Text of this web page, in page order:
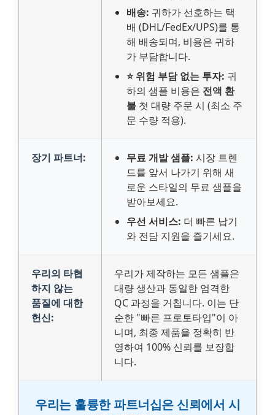
배송: 귀하가 선호하는 택
배 (DHL/FedEx/UPS)를 통
해 배송되며, 비용은 귀하
가 부담합니다.
⭐ 위험 부담 없는 투자: 귀
하의 샘플 비용은 전액 환
불 첫 대량 주문 시 (최소 주
문 수량 적용).
장기 파트너: 무료 개발 샘플: 시장 트렌
드를 앞서 나가기 위해 새
로운 스타일의 무료 샘플을
받아보세요.
우선 서비스: 더 빠른 납기
와 전담 지원을 즐기세요.
우리의 타협
하지 않는
품질에 대한
헌신:
우리가 제작하는 모든 샘플은
대량 생산과 동일한 엄격한
QC 과정을 거칩니다. 이는 단
순한 "빠른 프로토타입"이 아
니며, 최종 제품을 정확히 반
영하여 100% 신뢰를 보장합
니다.
우리는 훌륭한 파트너십은 신뢰에서 시